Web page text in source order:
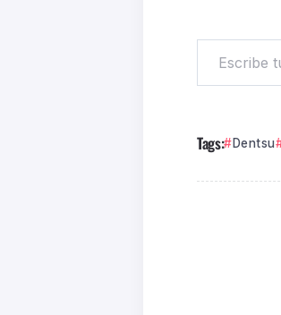
Tags: Dentsu